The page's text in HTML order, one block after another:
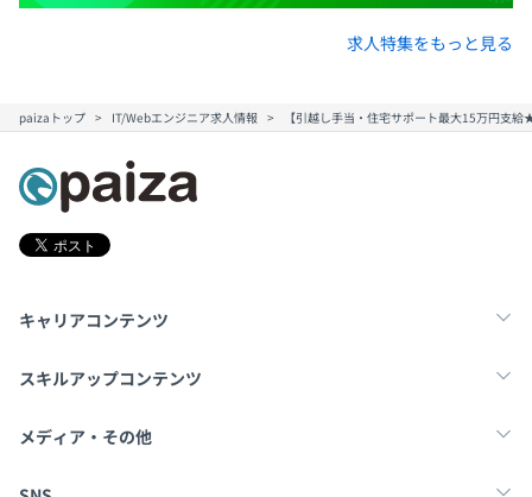
求人特集をもっと見る
paizaトップ IT/Webエンジニア求人情報 【引越し手当・住宅サポート最大15万円支
キャリアコンテンツ
転職・キャリア
スキルアップコンテンツ
学習
メディア・その他
Tech Team Journal